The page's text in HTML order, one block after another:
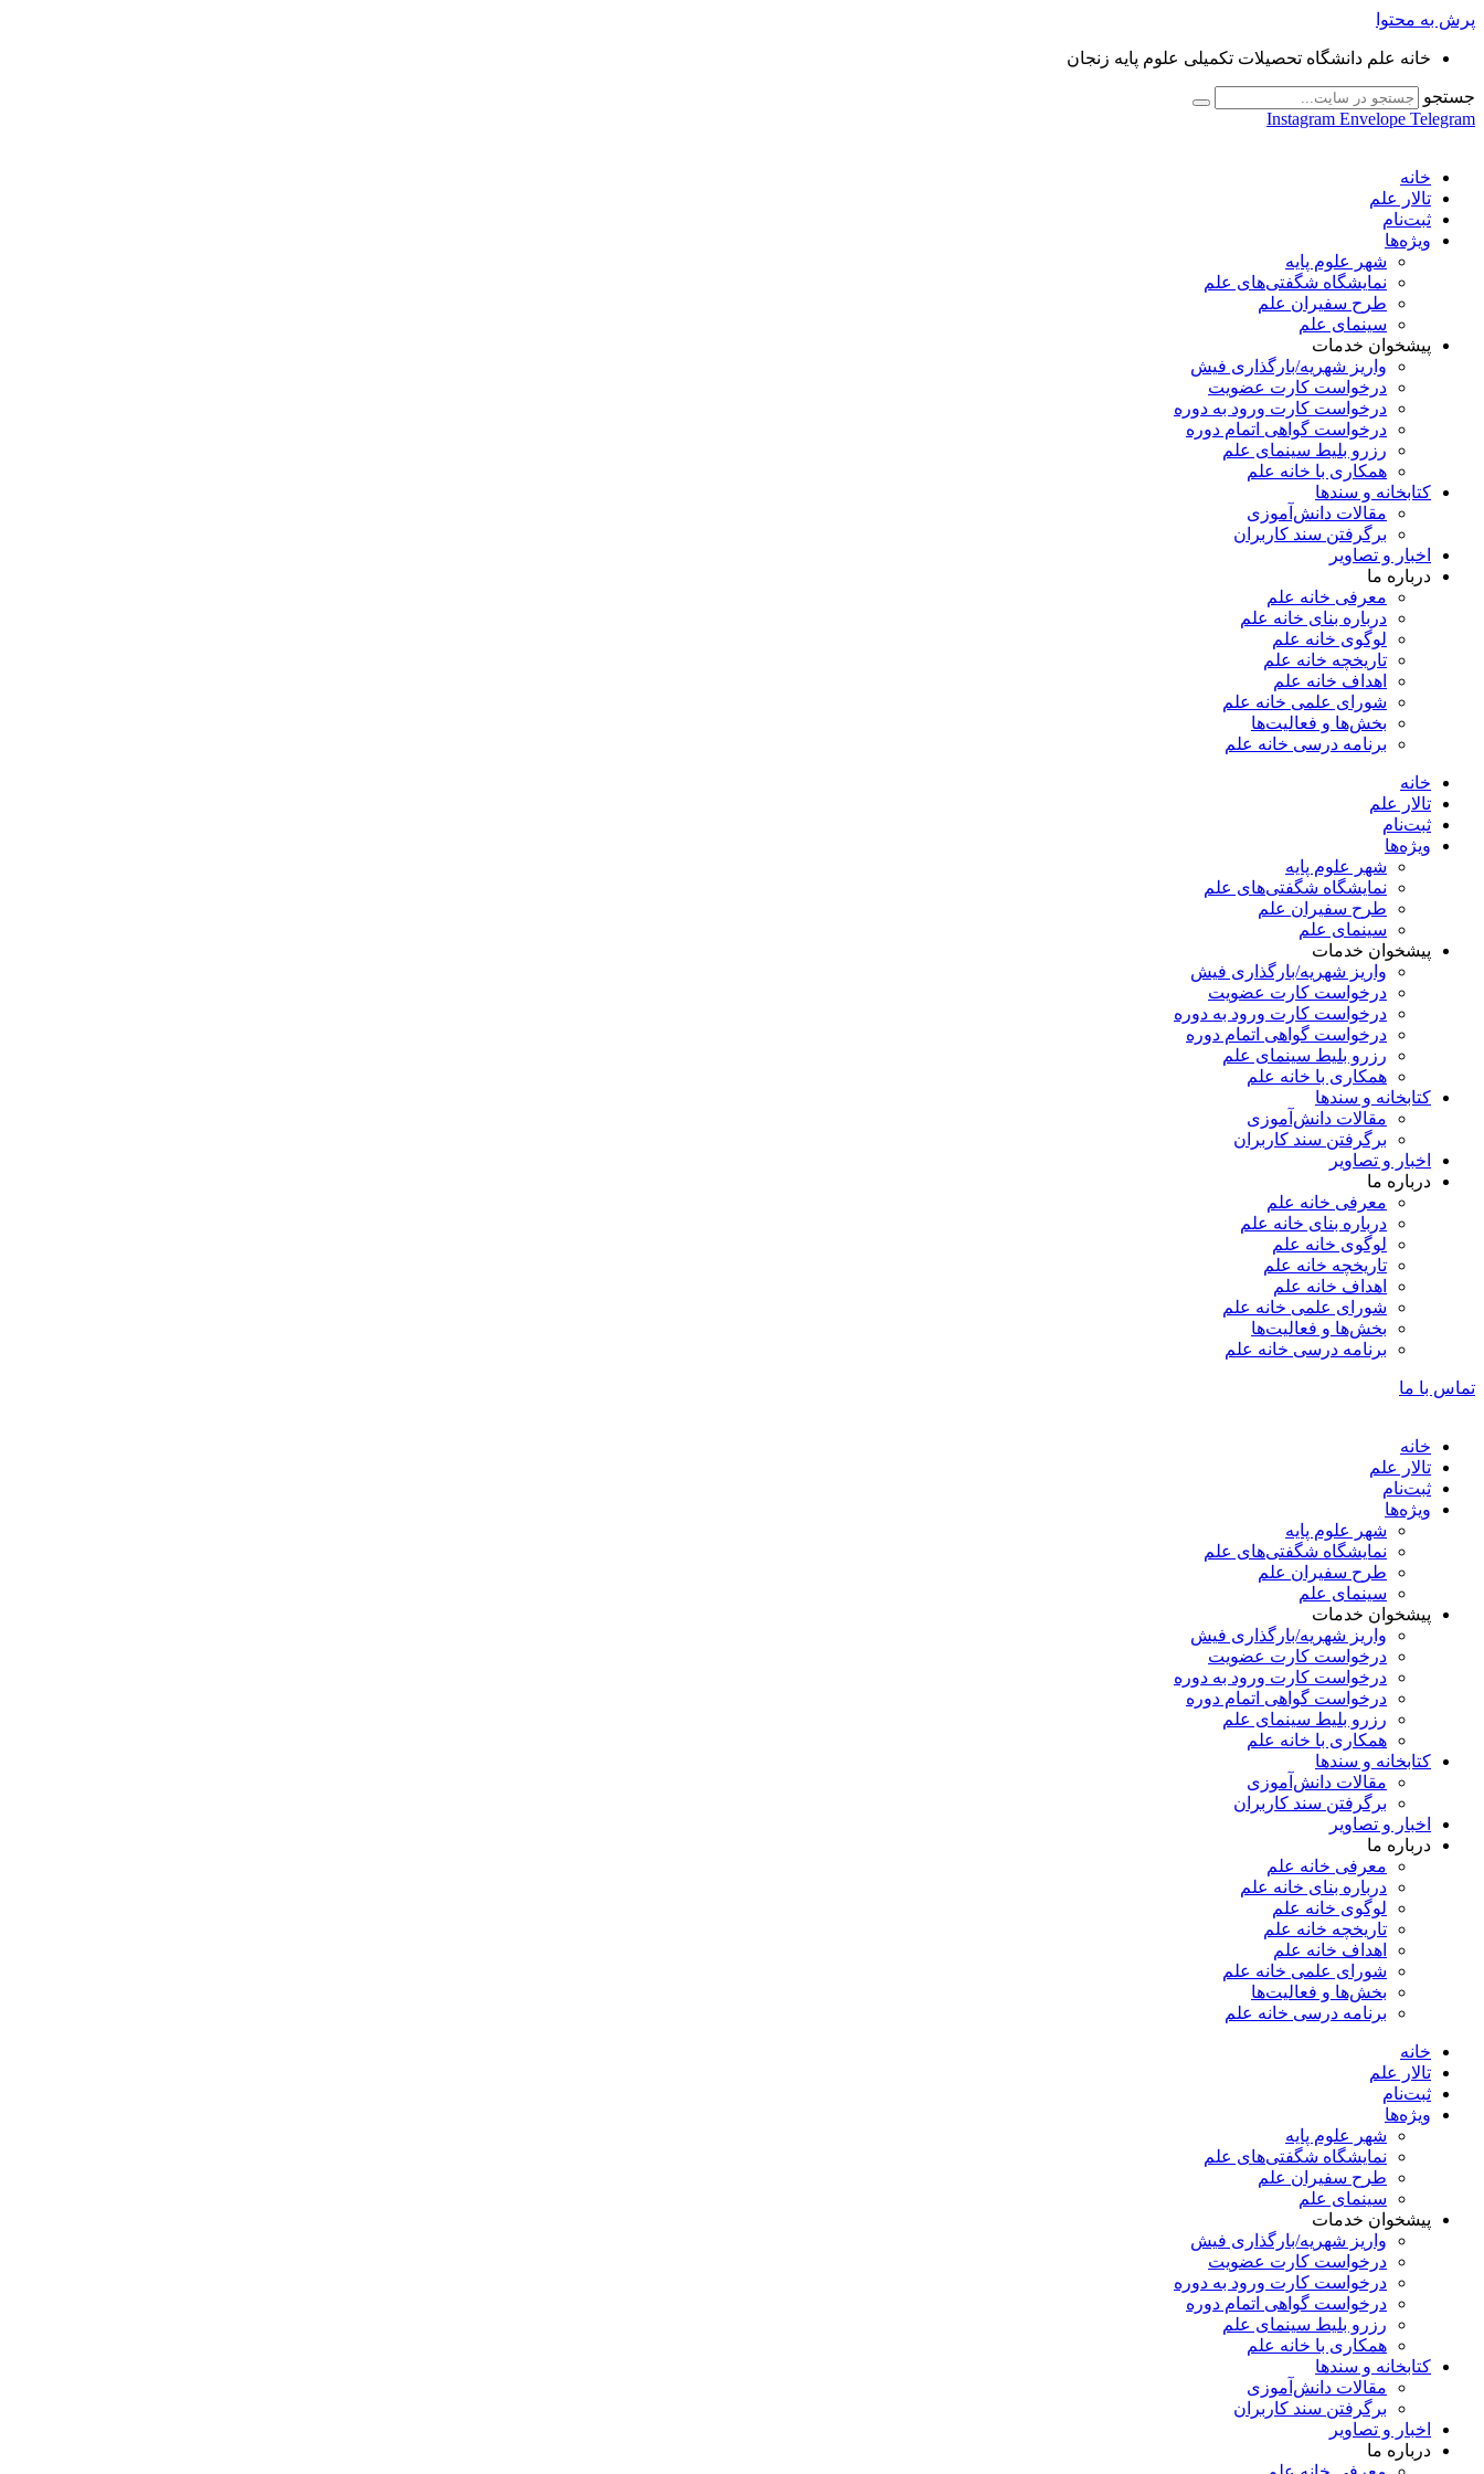
پرش به محتوا
خانه علم دانشگاه تحصیلات تکمیلی علوم پایه زنجان
جستجو
Instagram Envelope Telegram
خانه
تالار علم
ثبت‌نام
ویژه‌ها
شهر علوم پایه
نمایشگاه شگفتی‌های علم
طرح سفیران علم
سینمای علم
پیشخوان خدمات
واریز شهریه/بارگذاری فیش
درخواست کارت عضویت
درخواست کارت ورود به دوره
درخواست گواهی اتمام دوره
رزرو بلیط سینمای علم
همکاری با خانه علم
کتابخانه و سندها
مقالات دانش‌آموزی
برگرفتن سند کاربران
اخبار و تصاویر
درباره ما
معرفی خانه علم
درباره بنای خانه علم
لوگوی خانه علم
تاریخچه خانه علم
اهداف خانه علم
شورای علمی خانه علم
بخش‌ها و فعالیت‌ها
برنامه درسی خانه علم
خانه
تالار علم
ثبت‌نام
ویژه‌ها
شهر علوم پایه
نمایشگاه شگفتی‌های علم
طرح سفیران علم
سینمای علم
پیشخوان خدمات
واریز شهریه/بارگذاری فیش
درخواست کارت عضویت
درخواست کارت ورود به دوره
درخواست گواهی اتمام دوره
رزرو بلیط سینمای علم
همکاری با خانه علم
کتابخانه و سندها
مقالات دانش‌آموزی
برگرفتن سند کاربران
اخبار و تصاویر
درباره ما
معرفی خانه علم
درباره بنای خانه علم
لوگوی خانه علم
تاریخچه خانه علم
اهداف خانه علم
شورای علمی خانه علم
بخش‌ها و فعالیت‌ها
برنامه درسی خانه علم
تماس با ما
خانه
تالار علم
ثبت‌نام
ویژه‌ها
شهر علوم پایه
نمایشگاه شگفتی‌های علم
طرح سفیران علم
سینمای علم
پیشخوان خدمات
واریز شهریه/بارگذاری فیش
درخواست کارت عضویت
درخواست کارت ورود به دوره
درخواست گواهی اتمام دوره
رزرو بلیط سینمای علم
همکاری با خانه علم
کتابخانه و سندها
مقالات دانش‌آموزی
برگرفتن سند کاربران
اخبار و تصاویر
درباره ما
معرفی خانه علم
درباره بنای خانه علم
لوگوی خانه علم
تاریخچه خانه علم
اهداف خانه علم
شورای علمی خانه علم
بخش‌ها و فعالیت‌ها
برنامه درسی خانه علم
خانه
تالار علم
ثبت‌نام
ویژه‌ها
شهر علوم پایه
نمایشگاه شگفتی‌های علم
طرح سفیران علم
سینمای علم
پیشخوان خدمات
واریز شهریه/بارگذاری فیش
درخواست کارت عضویت
درخواست کارت ورود به دوره
درخواست گواهی اتمام دوره
رزرو بلیط سینمای علم
همکاری با خانه علم
کتابخانه و سندها
مقالات دانش‌آموزی
برگرفتن سند کاربران
اخبار و تصاویر
درباره ما